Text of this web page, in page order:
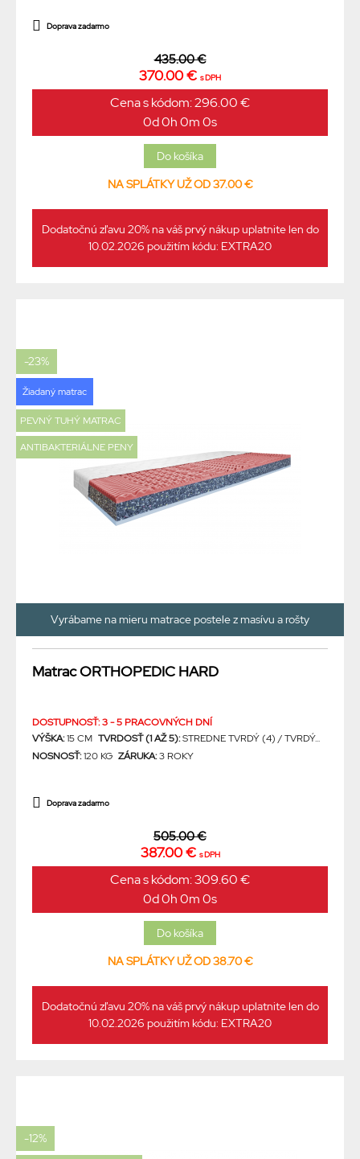
Doprava zadarmo
435.00 €
370.00 € s DPH
Cena s kódom: 296.00 €
0d 0h 0m 0s
NA SPLÁTKY UŽ OD 37.00 €
Dodatočnú zľavu 20% na váš prvý nákup uplatnite len do
10.02.2026 použitím kódu: EXTRA20
-23%
Žiadaný matrac
PEVNÝ TUHÝ MATRAC
ANTIBAKTERIÁLNE PENY
Vyrábame na mieru matrace postele z masívu a rošty
Matrac ORTHOPEDIC HARD
DOSTUPNOSŤ: 3 - 5 PRACOVNÝCH DNÍ
VÝŠKA:15 CM TVRDOSŤ (1 AŽ 5):STREDNE TVRDÝ (4) / TVRDÝ...
NOSNOSŤ:120 KG ZÁRUKA:3 ROKY
Doprava zadarmo
505.00 €
387.00 € s DPH
Cena s kódom: 309.60 €
0d 0h 0m 0s
NA SPLÁTKY UŽ OD 38.70 €
Dodatočnú zľavu 20% na váš prvý nákup uplatnite len do
10.02.2026 použitím kódu: EXTRA20
-12%